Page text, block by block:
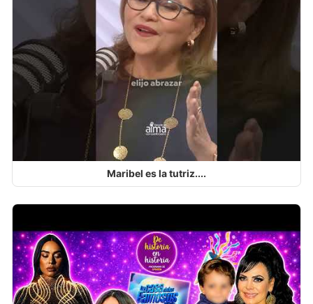
Maribel es la tutriz....